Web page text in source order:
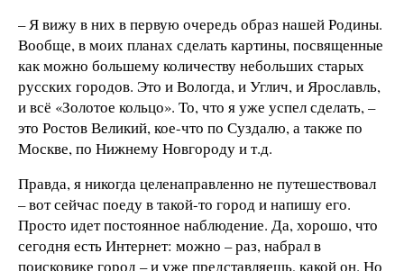
– Я вижу в них в первую очередь образ нашей Родины.
Вообще, в моих планах сделать картины, посвященные
как можно большему количеству небольших старых
русских городов. Это и Вологда, и Углич, и Ярославль,
и всё «Золотое кольцо». То, что я уже успел сделать, –
это Ростов Великий, кое-что по Суздалю, а также по
Москве, по Нижнему Новгороду и т.д.
Правда, я никогда целенаправленно не путешествовал
– вот сейчас поеду в такой-то город и напишу его.
Просто идет постоянное наблюдение. Да, хорошо, что
сегодня есть Интернет: можно – раз, набрал в
поисковике город – и уже представляешь, какой он. Но